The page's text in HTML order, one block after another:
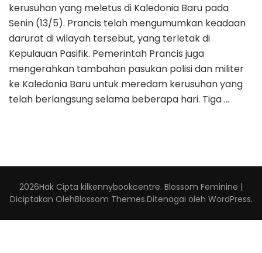
kerusuhan yang meletus di Kaledonia Baru pada
Senin (13/5). Prancis telah mengumumkan keadaan
darurat di wilayah tersebut, yang terletak di
Kepulauan Pasifik. Pemerintah Prancis juga
mengerahkan tambahan pasukan polisi dan militer
ke Kaledonia Baru untuk meredam kerusuhan yang
telah berlangsung selama beberapa hari. Tiga …
2026Hak Cipta kilkennybookcentre. Blossom Feminine |
Diciptakan OlehBlossom Themes.Ditenagai oleh WordPress.